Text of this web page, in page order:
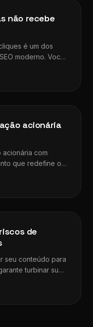
não recebe
é um dos
moderno. Você
acionária
com
que redefine os
de
seu conteúdo para
turbinar sua